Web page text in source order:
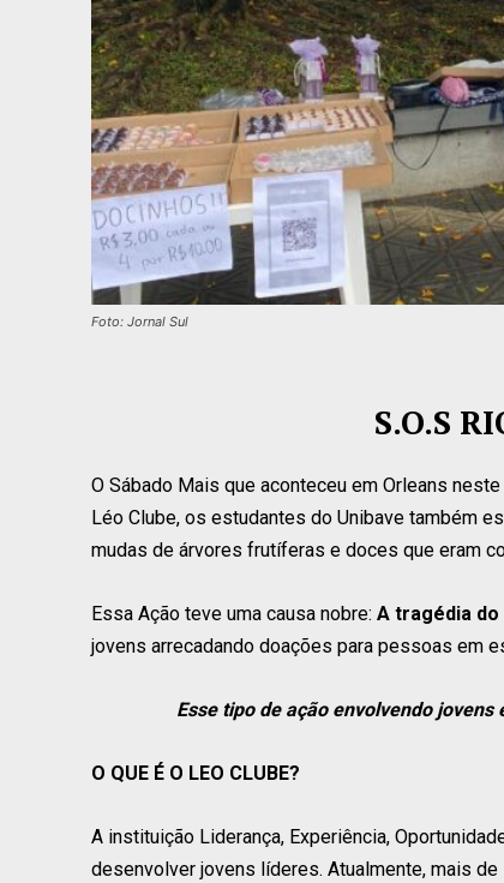
Foto: Jornal Sul
S.O.S
O Sábado Mais que aconteceu em Orleans
Léo Clube, os estudantes do Unibave também
mudas de árvores frutíferas e doces que eram
Essa Ação teve uma causa nobre: A tragédia do
jovens arrecadando doações para pessoas em
Esse tipo de ação envolvendo
O QUE É O LEO CLUBE?
A instituição Liderança, Experiência,
desenvolver jovens líderes. Atualmente, mais